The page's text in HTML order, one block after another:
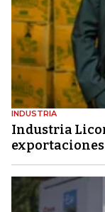
INDUSTRIA
Industria
exportaciones